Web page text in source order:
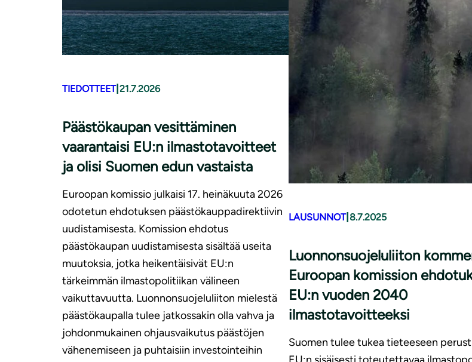
TIEDOTTEET| 21.7.2026
Päästökaupan vesittäminen
vaarantaisi EU:n ilmastotavoitteet
ja olisi Suomen edun vastaista
Euroopan komissio julkaisi 17. heinäkuuta 2026
odotetun ehdotuksen päästökauppadirektiivin
uudistamisesta. Komission ehdotus
päästökaupan uudistamisesta sisältää useita
muutoksia, jotka heikentäisivät EU:n
tärkeimmän ilmastopolitiikan välineen
vaikuttavuutta. Luonnonsuojeluliiton mielestä
päästökaupalla tulee jatkossakin olla vahva ja
johdonmukainen ohjausvaikutus päästöjen
vähenemiseen ja puhtaisiin investointeihin
LAUSUNNOT| 8.7.2025
Luonnonsuojeluliiton
Euroopan komission
EU:n vuoden 2040
ilmastotavoitteeksi
Suomen tulee tukea tieteeseen